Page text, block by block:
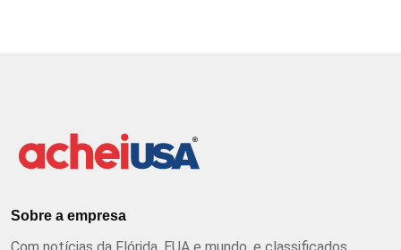
Sobre a empresa